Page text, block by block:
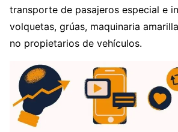
transporte de pasajeros especial e
volquetas, grúas, maquinaria
no propietarios de vehículos.